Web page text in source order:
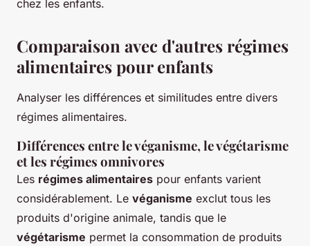
chez les enfants.
Comparaison avec d'autres régimes
alimentaires pour enfants
Analyser les différences et similitudes entre divers
régimes alimentaires.
Différences entre le véganisme, le végétarisme
et les régimes omnivores
Les régimes alimentaires pour enfants varient
considérablement. Le véganisme exclut tous les
produits d'origine animale, tandis que le
végétarisme permet la consommation de produits